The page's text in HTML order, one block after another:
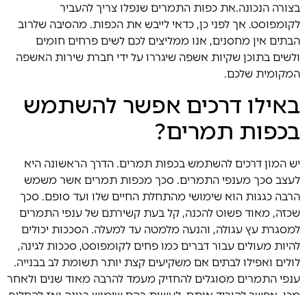
בצורה הנכונה.את כפות התמרים שנפלו צריך להעביר
לקומפוסט. אך לפני כן, כדאי לייבש את הכפות. מהסיבה שלרוב
הבתים אין מחסנים, אנו ממליצים לכם לשים פרחים חומים
ולשים בתוכן שקיות אשפה שיגררו על ידי חברת שירות האשפה
המקומית שלכם.
באילו דרכים אפשר להשתמש
בכפות תמרים?
יש המון דרכים להשתמש בכפות תמרים. הדרך הראשונה היא
לעצב סכך מענפי התמרים. סכך מכפות תמרים אשר משמש
הרבה כגגות הוא שימושי מהתחלת החיים שלו ועד סופם. סכך
שכזה, מאוד פשוט להכנה, קל בעת קשירתם של ענפי התמרים
למסגרת עץ עגולה, והנעה מלמטה עד למעלה. הסככות יכולים
להיות מעולים עבור דברים כמו פחים לקומפוסט, סככות לגינה,
לולים ואפילו לבתים אם משקיעים קצת יותר תשומת לב בבנייה.
ענפי התמרים מסוגלים להחזיק מעמד להרבה מאוד שנים ולאחר